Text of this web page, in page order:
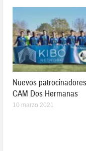
Nuevos
CAM Dos Hermanas
10 marzo 2021